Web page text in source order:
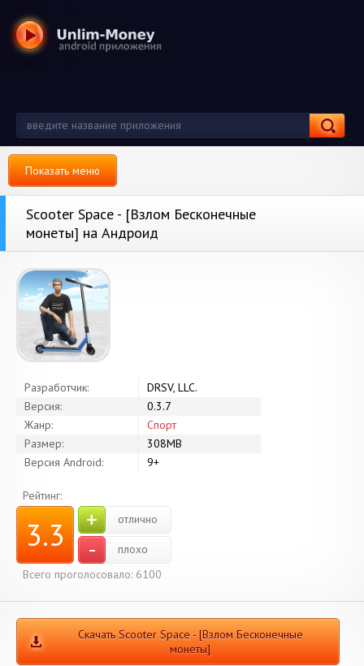
Показать меню
Scooter Space - [Взлом Бесконечные
монеты] на Андроид
Разработчик:
DRSV, LLC.
Версия:
0.3.7
Жанр:
Спорт
Размер:
308MB
Версия Android:
9+
Рейтинг:
3.3 + отлично
-
плохо
Всего проголосовало: 6100
Скачать Scooter Space - [Взлом Бесконечные
монеты]